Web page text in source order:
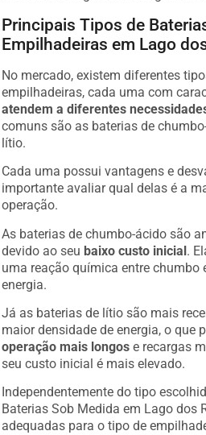
Principais Tipos de
Empilhadeiras em Lago
No mercado, existem diferentes
empilhadeiras, cada uma com
atendem a diferentes
comuns são as baterias de
lítio.
Cada uma possui vantagens e
importante avaliar qual delas é a
operação.
As baterias de chumbo-ácido são
devido ao seu baixo custo inicial .
uma reação química entre chumbo
energia.
Já as baterias de lítio são mais
maior densidade de energia, o que
operação mais longos e recargas
seu custo inicial é mais elevado.
Independentemente do tipo
Baterias Sob Medida em Lago dos
adequadas para o tipo de